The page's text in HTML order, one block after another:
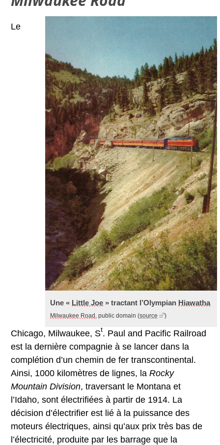
Une « Little Joe » tractant l’Olympian Hiawatha
Milwaukee Road , public domain (source )
Le
Chicago, Milwaukee, St. Paul and Pacific Railroad
est la dernière compagnie à se lancer dans la
complétion d’un chemin de fer transcontinental.
Ainsi, 1000 kilomètres de lignes, la Rocky
Mountain Division, traversant le Montana et
l’Idaho, sont électrifiées à partir de 1914. La
décision d’électrifier est lié à la puissance des
moteurs électriques, ainsi qu’aux prix très bas de
l’électricité, produite par les barrage que la